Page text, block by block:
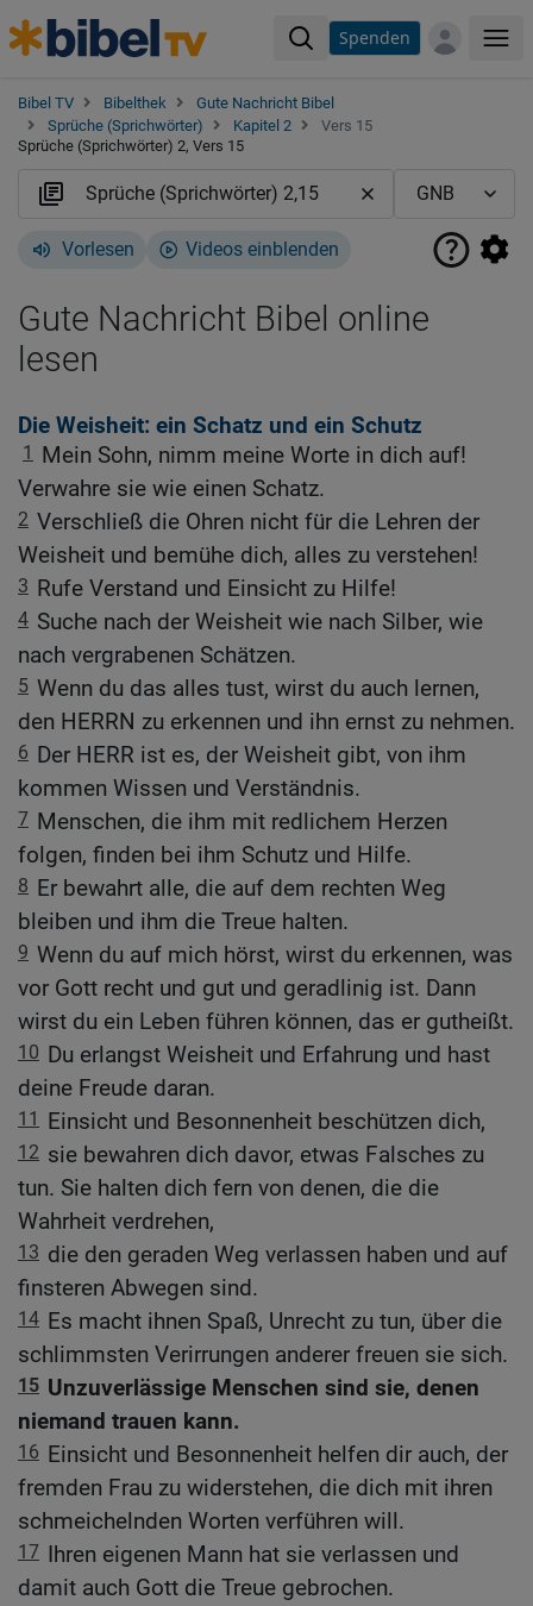
Spenden
Bibel TV Bibelthek
Gute Nachricht Bibel
Sprüche (Sprichwörter)
Kapitel 2
Vers 15
Sprüche (Sprichwörter) 2, Vers 15
Vorlesen Videos einblenden
Gute Nachricht Bibel online
lesen
Die Weisheit: ein Schatz und ein Schutz
1
Mein Sohn, nimm meine Worte in dich auf!
Verwahre sie wie einen Schatz.
2 Verschließ die Ohren nicht für die Lehren der
Weisheit und bemühe dich, alles zu verstehen!
3 Rufe Verstand und Einsicht zu Hilfe!
4 Suche nach der Weisheit wie nach Silber, wie
nach vergrabenen Schätzen.
5 Wenn du das alles tust, wirst du auch lernen,
den HERRN zu erkennen und ihn ernst zu nehmen.
6 Der HERR ist es, der Weisheit gibt, von ihm
kommen Wissen und Verständnis.
7 Menschen, die ihm mit redlichem Herzen
folgen, finden bei ihm Schutz und Hilfe.
8 Er bewahrt alle, die auf dem rechten Weg
bleiben und ihm die Treue halten.
9 Wenn du auf mich hörst, wirst du erkennen, was
vor Gott recht und gut und geradlinig ist. Dann
wirst du ein Leben führen können, das er gutheißt.
10 Du erlangst Weisheit und Erfahrung und hast
deine Freude daran.
11 Einsicht und Besonnenheit beschützen dich,
12 sie bewahren dich davor, etwas Falsches zu
tun. Sie halten dich fern von denen, die die
Wahrheit verdrehen,
13 die den geraden Weg verlassen haben und auf
finsteren Abwegen sind.
14 Es macht ihnen Spaß, Unrecht zu tun, über die
schlimmsten Verirrungen anderer freuen sie sich.
15 Unzuverlässige Menschen sind sie, denen
niemand trauen kann.
16 Einsicht und Besonnenheit helfen dir auch, der
fremden Frau zu widerstehen, die dich mit ihren
schmeichelnden Worten verführen will.
17 Ihren eigenen Mann hat sie verlassen und
damit auch Gott die Treue gebrochen.